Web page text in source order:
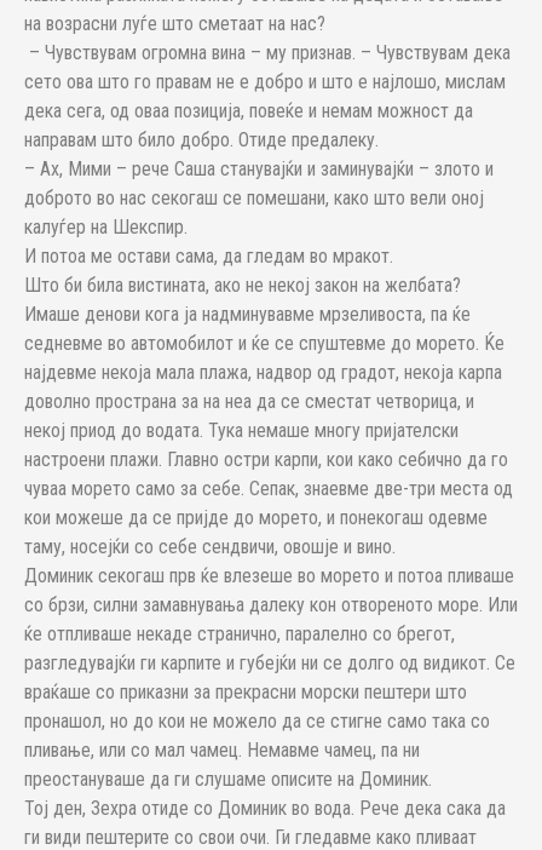
на возрасни луѓе што сметаат на нас?
– Чувствувам огромна вина – му признав. – Чувствувам дека
сето ова што го правам не е добро и што е најлошо, мислам
дека сега, од оваа позиција, повеќе и немам можност да
направам што било добро. Отиде предалеку.
– Ах, Мими – рече Саша станувајќи и заминувајќи – злото и
доброто во нас секогаш се помешани, како што вели оној
калуѓер на Шекспир.
И потоа ме остави сама, да гледам во мракот.
Што би била вистината, ако не некој закон на желбата?
Имаше денови кога ја надминувавме мрзеливоста, па ќе
седневме во автомобилот и ќе се спуштевме до морето. Ќе
најдевме некоја мала плажа, надвор од градот, некоја карпа
доволно пространа за на неа да се сместат четворица, и
некој приод до водата. Тука немаше многу пријателски
настроени плажи. Главно остри карпи, кои како себично да го
чуваа морето само за себе. Сепак, знаевме две-три места од
кои можеше да се пријде до морето, и понекогаш одевме
таму, носејќи со себе сендвичи, овошје и вино.
Доминик секогаш прв ќе влезеше во морето и потоа пливаше
со брзи, силни замавнувања далеку кон отвореното море. Или
ќе отпливаше некаде странично, паралелно со брегот,
разгледувајќи ги карпите и губејќи ни се долго од видикот. Се
враќаше со приказни за прекрасни морски пештери што
пронашол, но до кои не можело да се стигне само така со
пливање, или со мал чамец. Немавме чамец, па ни
преостануваше да ги слушаме описите на Доминик.
Тој ден, Зехра отиде со Доминик во вода. Рече дека сака да
ги види пештерите со свои очи. Ги гледавме како пливаат